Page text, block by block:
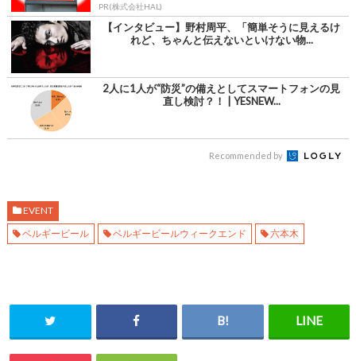
PR(株式会社HAL)
【インタビュー】野村周平、「簡単そうに見えるけ
れど、ちゃんと伝えないといけない物...
2人に1人が“防災”の備えとしてスマートフォンの見
直し検討？！ | YESNEW...
Recommended by
EVENT
ベルギービール
ベルギービールウィークエンド 六本木